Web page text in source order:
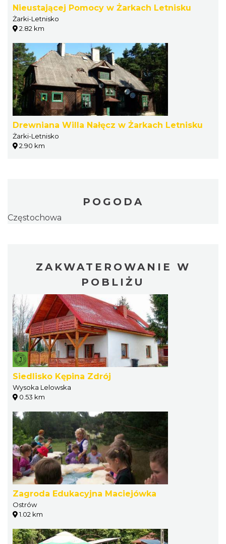
Nieustającej Pomocy w Żarkach Letnisku
Żarki-Letnisko
2.82 km
Drewniana Willa Nałęcz w Żarkach Letnisku
Żarki-Letnisko
2.90 km
POGODA
Częstochowa
ZAKWATEROWANIE W
POBLIŻU
Siedlisko Kępina Zdrój
Wysoka Lelowska
0.53 km
Zagroda Edukacyjna Maciejówka
Ostrów
1.02 km